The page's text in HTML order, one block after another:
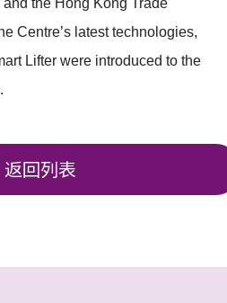
Centre’s latest technologies,
Lifter were introduced to the
返回列表